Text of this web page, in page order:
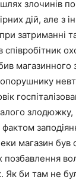
злочинів
дій, але з
затриманні
магазинного
злодюжку,
магазин
Як би там не